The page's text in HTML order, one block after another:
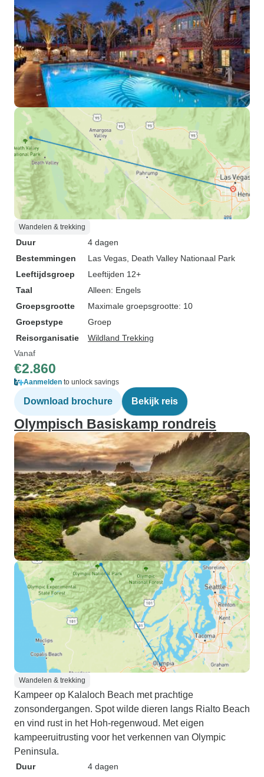
Wandelen & trekking
Duur
4 dagen
Bestemmingen
Las Vegas , Death Valley Nationaal Park
Leeftijdsgroep
Leeftijden 12+
Taal
Alleen: Engels
Groepsgrootte
Maximale groepsgrootte: 10
Groepstype
Groep
Reisorganisatie
Wildland Trekking
Vanaf
€2.860
Aanmelden to unlock savings
Download brochure Bekijk reis
Olympisch Basiskamp rondreis
Wandelen & trekking
Kampeer op Kalaloch Beach met prachtige
zonsondergangen. Spot wilde dieren langs Rialto Beach
en vind rust in het Hoh-regenwoud. Met eigen
kampeeruitrusting voor het verkennen van Olympic
Peninsula.
Duur
4 dagen